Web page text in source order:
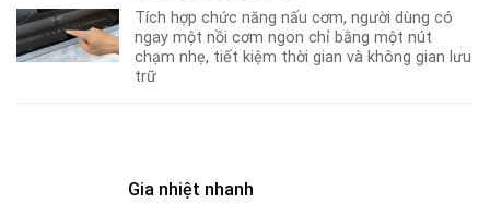
Tích hợp chức năng nấu cơm, người dùng có
ngay một nồi cơm ngon chỉ bằng một nút
chạm nhẹ, tiết kiệm thời gian và không gian lưu
trữ
Gia nhiệt nhanh